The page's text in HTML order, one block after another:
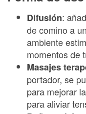
Difusión:
de comino a
ambiente
momentos de
Masajes
portador, se
para mejorar
para aliviar